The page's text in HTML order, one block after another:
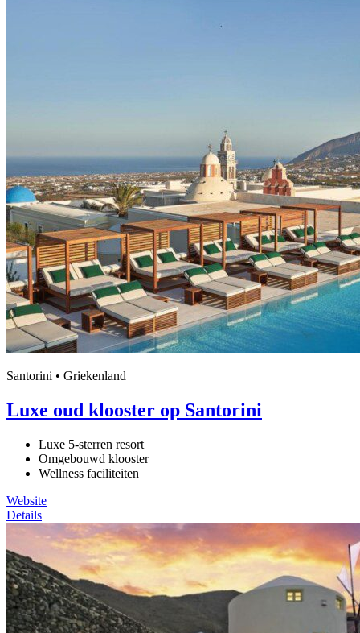
Santorini • Griekenland
Luxe oud klooster op Santorini
Luxe 5-sterren resort
Omgebouwd klooster
Wellness faciliteiten
Website
Details